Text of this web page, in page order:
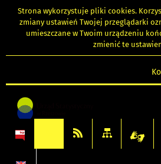
Strona wykorzystuje pliki cookies.
zmiany ustawień Twojej przeglądarki
umieszczane w Twoim urządzeniu
zmienić te